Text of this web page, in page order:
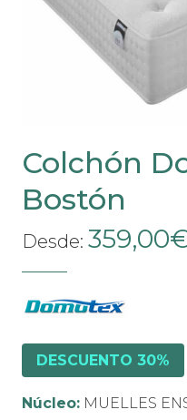
elegir
producto
Colchón
Bostón
Desde: 359,00
DESCUENTO 30%
Núcleo: MUELLES